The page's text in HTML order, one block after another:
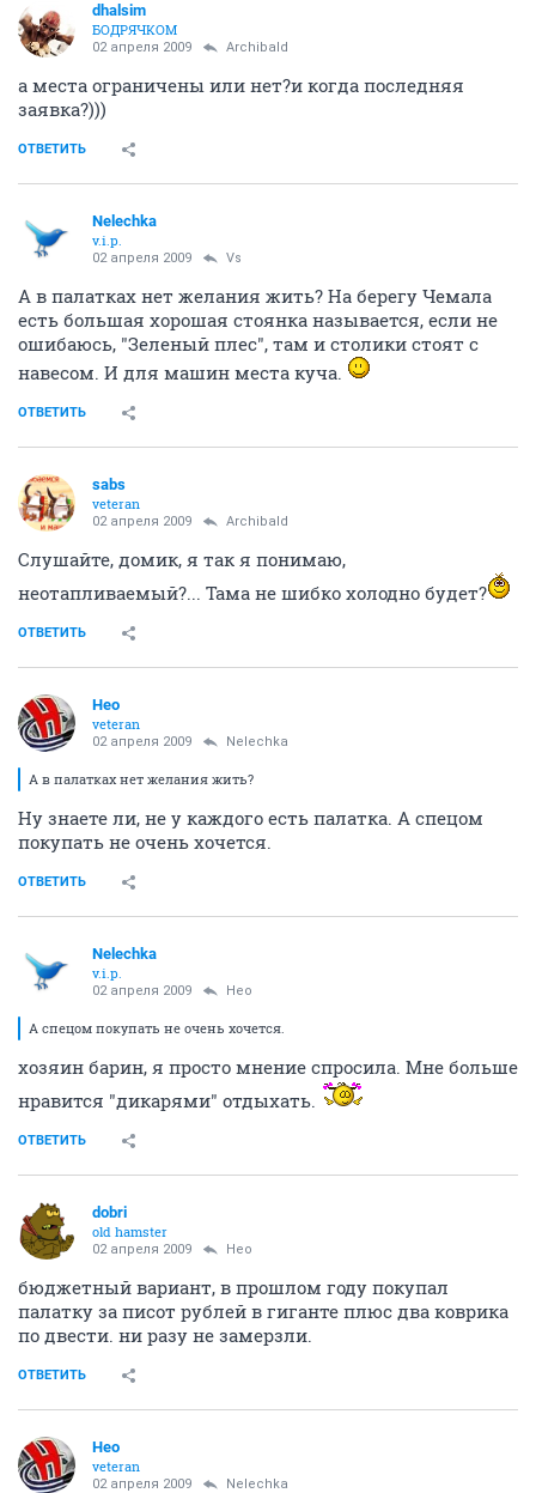
dhalsim
БОДРЯЧКОМ
02 апреля 2009 Archibald
а места ограничены или нет?и когда последняя
заявка?)))
ОТВЕТИТЬ
Nelechka
v.i.p.
02 апреля 2009 Vs
А в палатках нет желания жить? На берегу Чемала
есть большая хорошая стоянка называется, если не
ошибаюсь, "Зеленый плес", там и столики стоят с
навесом. И для машин места куча.
ОТВЕТИТЬ
sabs
veteran
02 апреля 2009 Archibald
Слушайте, домик, я так я понимаю,
неотапливаемый?... Тама не шибко холодно будет?
ОТВЕТИТЬ
Heo
veteran
02 апреля 2009 Nelechka
А в палатках нет желания жить?
Ну знаете ли, не у каждого есть палатка. А спецом
покупать не очень хочется.
ОТВЕТИТЬ
Nelechka
v.i.p.
02 апреля 2009 Heo
А спецом покупать не очень хочется.
хозяин барин, я просто мнение спросила. Мне больше
нравится "дикарями" отдыхать.
ОТВЕТИТЬ
dobri
old hamster
02 апреля 2009 Heo
бюджетный вариант, в прошлом году покупал
палатку за писот рублей в гиганте плюс два коврика
по двести. ни разу не замерзли.
ОТВЕТИТЬ
Heo
veteran
02 апреля 2009 Nelechka